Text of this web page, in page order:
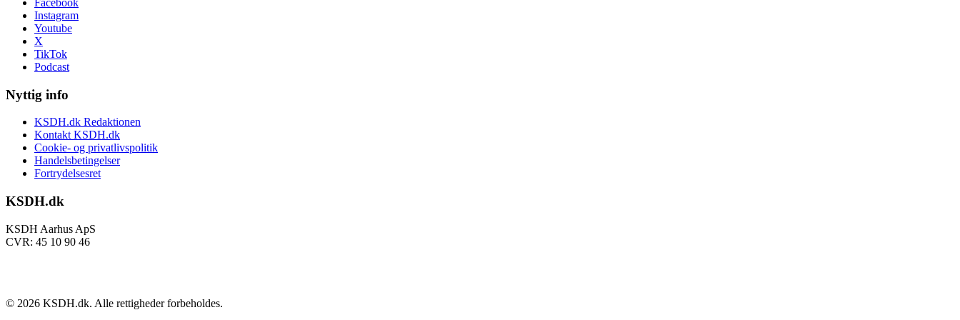
Facebook
Instagram
Youtube
X
TikTok
Podcast
Nyttig info
KSDH.dk Redaktionen
Kontakt KSDH.dk
Cookie- og privatlivspolitik
Handelsbetingelser
Fortrydelsesret
KSDH.dk
KSDH Aarhus ApS
CVR: 45 10 90 46
© 2026 KSDH.dk. Alle rettigheder forbeholdes.